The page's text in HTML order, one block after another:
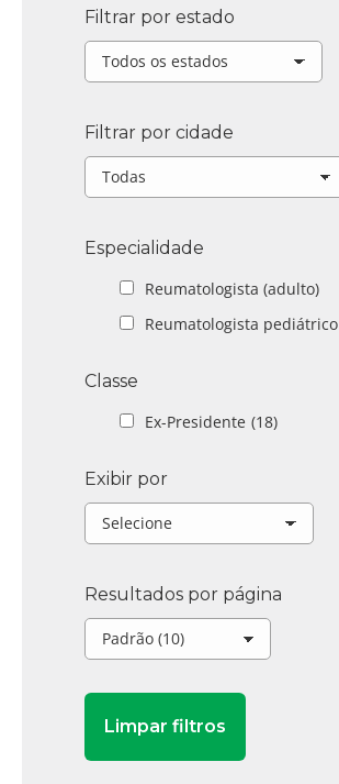
Filtrar por estado
Filtrar por cidade
Especialidade
Reumatologista (adulto)
Reumatologista pediátrico
Classe
Ex-Presidente (18)
Exibir por
Resultados por página